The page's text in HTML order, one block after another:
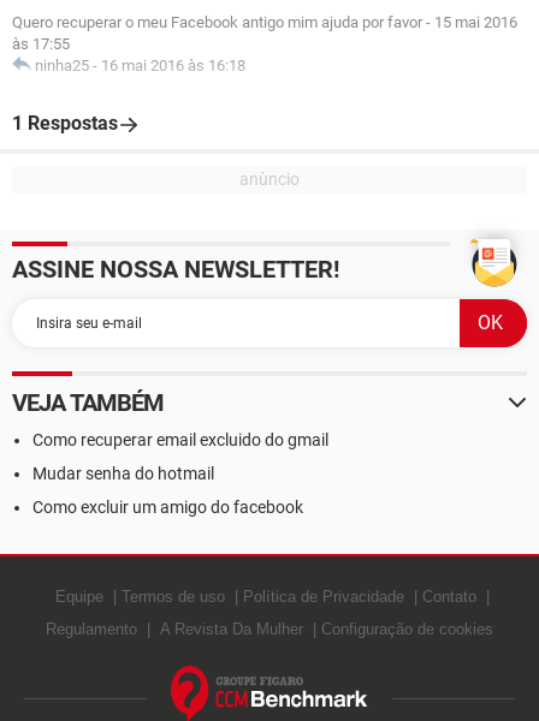
Quero recuperar o meu Facebook antigo mim ajuda por favor - 15 mai 2016
às 17:55
ninha25 - 16 mai 2016 às 16:18
1 Respostas
ASSINE NOSSA NEWSLETTER!
VEJA TAMBÉM
Como recuperar email excluido do gmail
Mudar senha do hotmail
Como excluir um amigo do facebook
Equipe Termos de uso Política de Privacidade
Contato
Regulamento
A Revista Da Mulher Configuração de cookies